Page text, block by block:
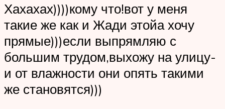
Хахахах))))кому что!вот у меня
такие же как и Жади этойа хочу
прямые)))если выпрямляю с
большим трудом,выхожу на улицу-
и от влажности они опять такими
же становятся)))